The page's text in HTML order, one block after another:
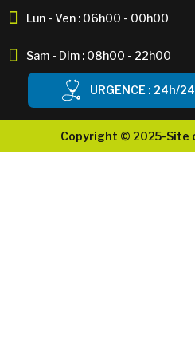
Lun - Ven : 06h00 - 00h00
Sam - Dim : 08h00 - 22h00
URGENCE : 24h/
Copyright © 2025-Site